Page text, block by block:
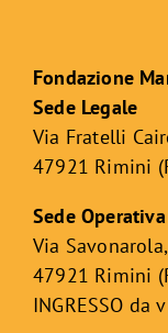
Fondazione
Sede Legale
Via Fratelli
47921 Rimini
Sede Operativa
Via
47921 Rimini
INGRESSO da